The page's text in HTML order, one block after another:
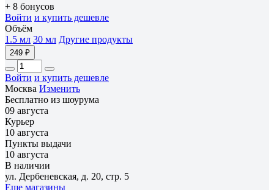
+ 8 бонусов
Войти и купить дешевле
Объём
1.5 мл 30 мл Другие продукты
249 ₽
Войти и купить дешевле
Москва Изменить
Бесплатно из шоурума
09 августа
Курьер
10 августа
Пункты выдачи
10 августа
В наличии
ул. Дербеневская, д. 20, стр. 5
Еще магазины